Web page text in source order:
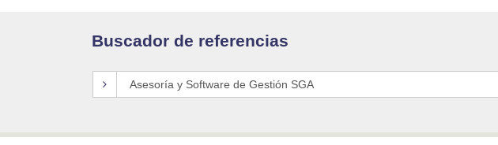
Buscador de referencias